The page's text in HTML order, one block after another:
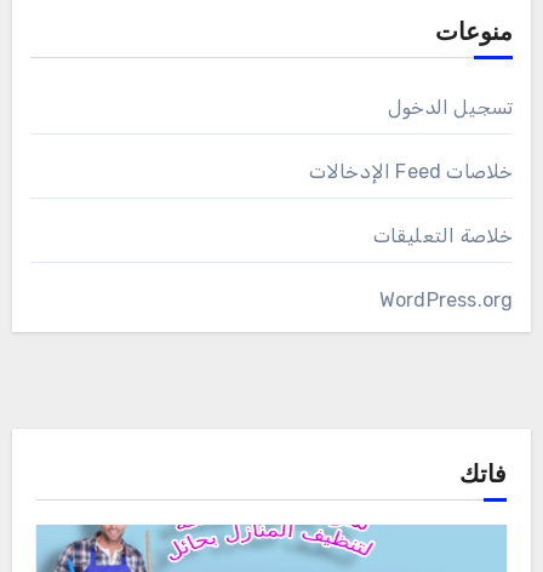
منوعات
تسجيل الدخول
خلاصات Feed الإدخالات
خلاصة التعليقات
WordPress.org
فاتك